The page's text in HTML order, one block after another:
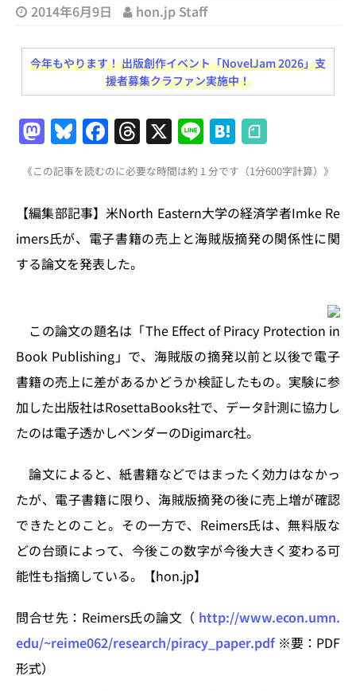
2014年6月9日 hon.jp Staff
今年もやります！ 出版創作イベント「NovelJam 2026」支
援者募集クラファン実施中！
M
a
st
o
d
o
Bl
u
e
s
k
y
F
a
c
e
b
o
T
h
re
a
d
X Li
n
e
H
at
e
n
a
《この記事を読むのに必要な時間は約 1 分です（1分600字計算）》
【編集部記事】米North Eastern大学の経済学者Imke Re
imers氏が、電子書籍の売上と海賊版摘発の関係性に関
する論文を発表した。
この論文の題名は「The Eﬀect of Piracy Protection in
Book Publishing」で、海賊版の摘発以前と以後で電子
書籍の売上に差があるかどうか検証したもの。実験に参
加した出版社はRosettaBooks社で、データ計測に協力し
たのは電子透かしベンダーのDigimarc社。
論文によると、紙書籍などではまったく効力はなかっ
たが、電子書籍に限り、海賊版摘発の後に売上増が確認
できたとのこと。その一方で、Reimers氏は、無料版な
どの台頭によって、今後この数字が今後大きく変わる可
能性も指摘している。【hon.jp】
問合せ先：Reimers氏の論文（ http://www.econ.umn.
edu/~reime062/research/piracy_paper.pdf ※要：PDF
形式）